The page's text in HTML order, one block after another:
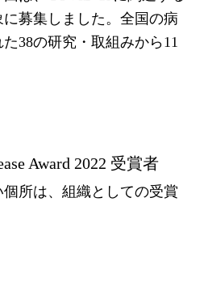
募集しました。全国の病
38の研究・取組みから11
Award 2022 受賞者
所は、組織としての受賞